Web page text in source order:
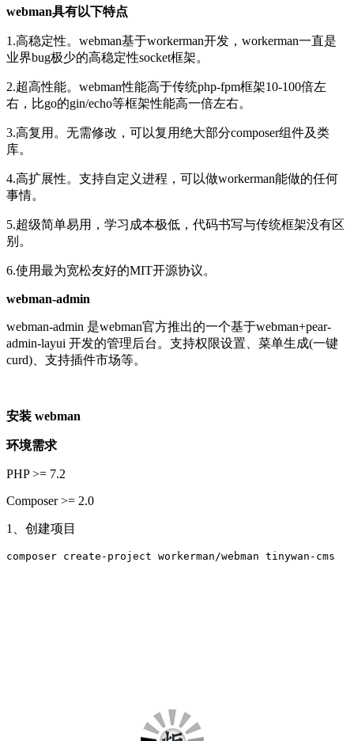
webman具有以下特点
1.高稳定性。webman基于workerman开发，workerman一直是
业界bug极少的高稳定性socket框架。
2.超高性能。webman性能高于传统php-fpm框架10-100倍左
右，比go的gin/echo等框架性能高一倍左右。
3.高复用。无需修改，可以复用绝大部分composer组件及类
库。
4.高扩展性。支持自定义进程，可以做workerman能做的任何
事情。
5.超级简单易用，学习成本极低，代码书写与传统框架没有区
别。
6.使用最为宽松友好的MIT开源协议。
webman-admin
webman-admin 是webman官方推出的一个基于webman+pear-
admin-layui 开发的管理后台。支持权限设置、菜单生成(一键
curd)、支持插件市场等。
安装 webman
环境需求
PHP >= 7.2
Composer >= 2.0
1、创建项目
composer create-project workerman/webman tinywan-cms